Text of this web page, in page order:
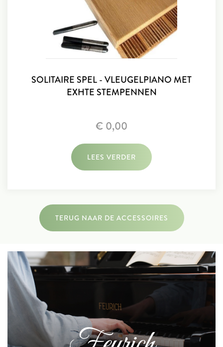
SOLITAIRE SPEL - VLEUGELPIANO MET
EXHTE STEMPENNEN
€ 0,00
LEES VERDER
TERUG NAAR DE ACCESSOIRES